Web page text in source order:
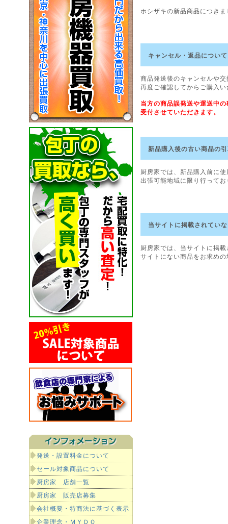
発送・設置料金について
セール対象商品について
厨房家 店舗一覧
厨房家 販売店募集
会社概要・特商法に基づく表示
企業理念・ＭＹＤＯ
ホシザキの新品商品につき
キャンセル・返品について
商品発送後のキャンセルや
再度ご確認してからご購入
当方の商品誤発送や運送中
受付させていただきます。
新品購入後の古い商品の
厨房家では、新品購入前に
出張可能地域に限り行って
当サイトに掲載されてい
厨房家では、当サイトに掲
サイトにない商品をお求め